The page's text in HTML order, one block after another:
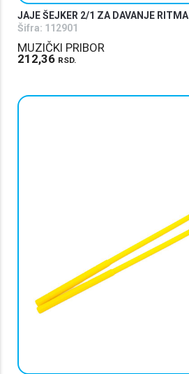
JAJE ŠEJKER 2/1 ZA DAVANJE RITMA
Šifra: 112901
MUZIČKI PRIBOR
212,36 RSD.